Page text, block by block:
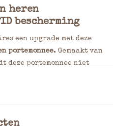
heren
bescherming
een upgrade met deze
portemonnee. Gemaakt van
deze portemonnee niet